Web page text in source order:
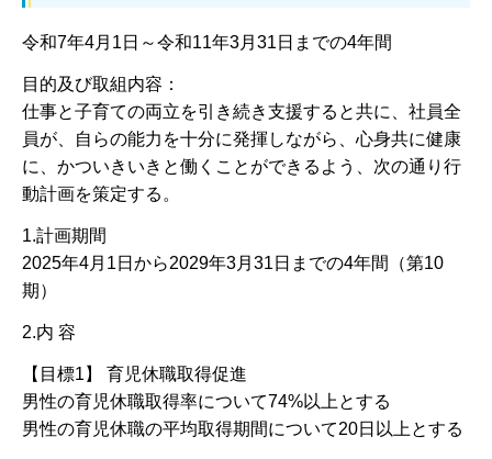
令和7年4月1日～令和11年3月31日までの4年間
目的及び取組内容：
仕事と子育ての両立を引き続き支援すると共に、社員全
員が、自らの能力を十分に発揮しながら、心身共に健康
に、かついきいきと働くことができるよう、次の通り行
動計画を策定する。
1.計画期間
2025年4月1日から2029年3月31日までの4年間（第10
期）
2.内 容
【目標1】 育児休職取得促進
男性の育児休職取得率について74%以上とする
男性の育児休職の平均取得期間について20日以上とする